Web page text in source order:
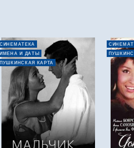
СИНЕМАТЕКА
ИМЕНА И ДАТЫ
ПУШКИНСКАЯ КАРТА